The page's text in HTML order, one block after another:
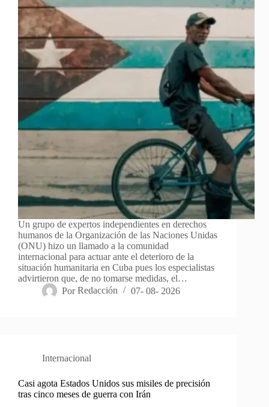
Un grupo de expertos independientes en derechos
humanos de la Organización de las Naciones Unidas
(ONU) hizo un llamado a la comunidad
internacional para actuar ante el deterioro de la
situación humanitaria en Cuba pues los especialistas
advirtieron que, de no tomarse medidas, el…
Por Redacción 07- 08- 2026
Internacional
Casi agota Estados Unidos sus misiles de precisión
tras cinco meses de guerra con Irán